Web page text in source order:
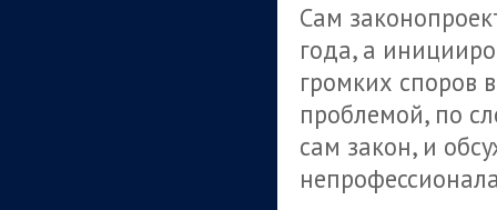
Сам
года, а
громких споров
проблемой, по
сам закон, и